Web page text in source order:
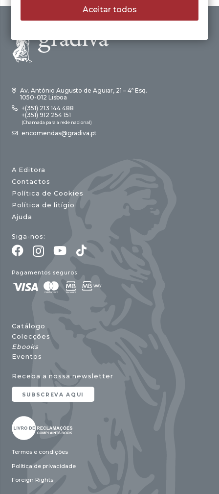
Av. António Augusto de Aguiar, 21 – 4º Esq.
1050-012 Lisboa
+(351) 213 144 488
+(351) 912 254 151
(Chamada para a rede nacional)
encomendas@gradiva.pt
A Editora
Contactos
Política de Cookies
Política de litígio
Ajuda
Siga-nos:
Pagamentos seguros:
Catálogo
Colecções
Ebooks
Eventos
Receba a nossa newsletter
SUBSCREVA AQUI
Termos e condições
Política de privacidade
Foreign Rights
Aceitar todos